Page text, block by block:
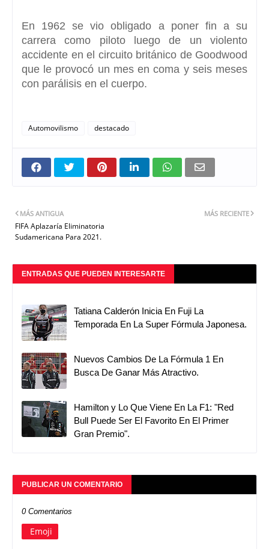
En 1962 se vio obligado a poner fin a su
carrera como piloto luego de un violento
accidente en el circuito británico de Goodwood
que le provocó un mes en coma y seis meses
con parálisis en el cuerpo.
Automovilismo destacado
MÁS RECIENTE
MÁS ANTIGUA
FIFA Aplazaría Eliminatoria
Sudamericana Para 2021.
ENTRADAS QUE PUEDEN INTERESARTE
Tatiana Calderón Inicia En Fuji La
Temporada En La Super Fórmula Japonesa.
Nuevos Cambios De La Fórmula 1 En
Busca De Ganar Más Atractivo.
Hamilton y Lo Que Viene En La F1: "Red
Bull Puede Ser El Favorito En El Primer
Gran Premio".
PUBLICAR UN COMENTARIO
0 Comentarios
Emoji